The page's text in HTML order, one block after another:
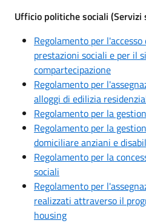
Ufficio politiche sociali (Servizi
Regolamento per
prestazioni sociali e per il
compartecipazione
Regolamento per
alloggi di edilizia
Regolamento per la
Regolamento per la
domiciliare anziani e
Regolamento per la
sociali
Regolamento per
realizzati attraverso il
housing